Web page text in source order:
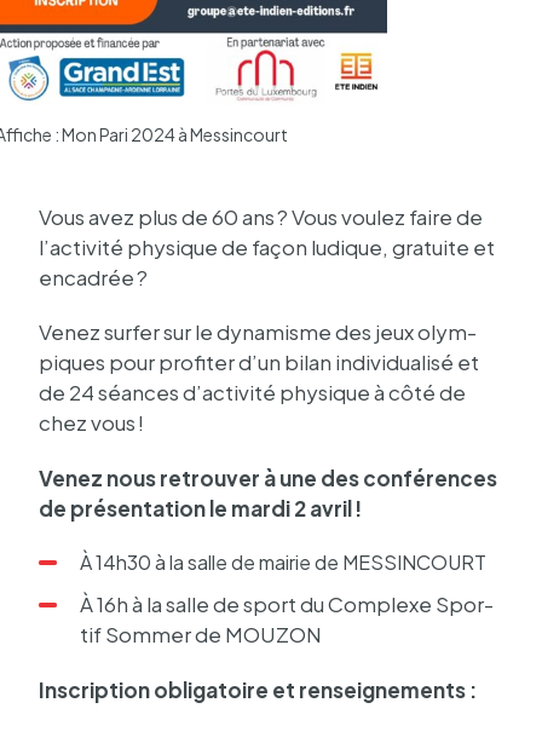
: Mon Pari 2024 à Messincourt
Vous avez plus de 60 ans ? Vous voulez faire de
l’ac­ti­vité physique de façon ludique, gratuite et
enca­drée ?
Venez surfer sur le dyna­misme des jeux olym­
piques pour profi­ter d’un bilan indi­vi­dua­lisé et
de 24 séances d’ac­ti­vité physique à côté de
chez vous !
Venez nous retrou­ver à une des confé­rences
de présen­ta­tion le mardi 2 avril !
À 14h30 à la salle de mairie de MESSIN­COURT
À 16h à la salle de sport du Complexe Spor­
tif Sommer de MOUZON
Inscrip­tion obli­ga­toire et rensei­gne­ments :